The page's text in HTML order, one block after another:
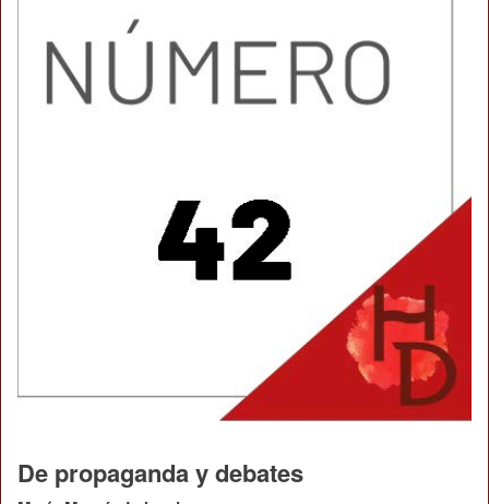
De propaganda y debates